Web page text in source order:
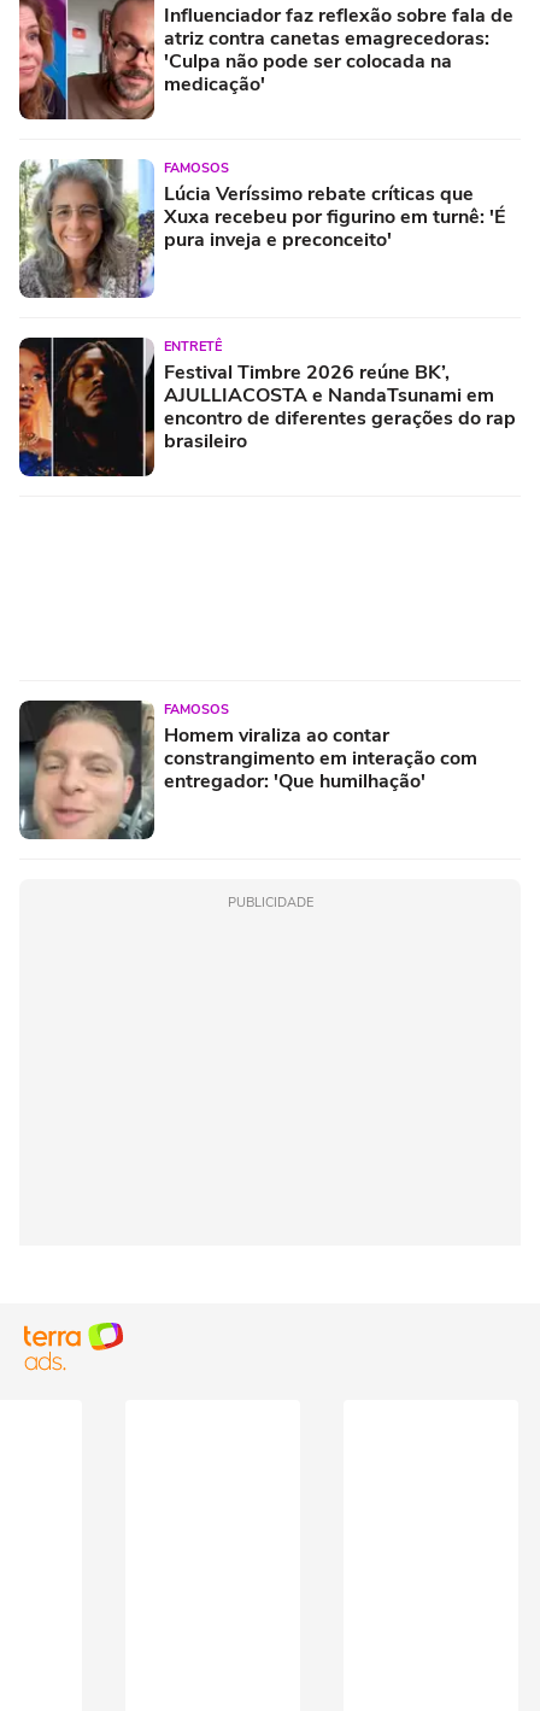
Influenciador faz reflexão sobre fala de
atriz contra canetas emagrecedoras:
'Culpa não pode ser colocada na
medicação'
FAMOSOS
Lúcia Veríssimo rebate críticas que
Xuxa recebeu por figurino em turnê: 'É
pura inveja e preconceito'
ENTRETÊ
Festival Timbre 2026 reúne BK’,
AJULLIACOSTA e NandaTsunami em
encontro de diferentes gerações do rap
brasileiro
FAMOSOS
Homem viraliza ao contar
constrangimento em interação com
entregador: 'Que humilhação'
PUBLICIDADE